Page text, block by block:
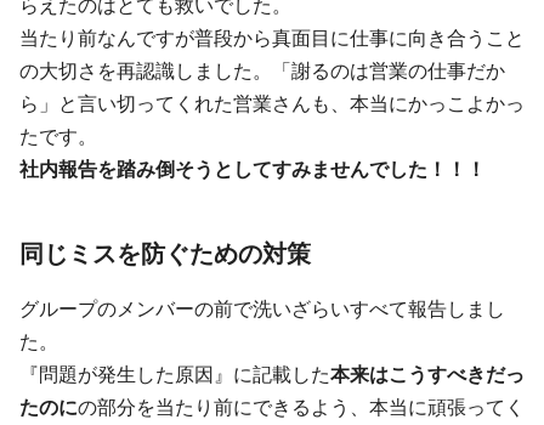
らえたのはとても救いでした。
当たり前なんですが普段から真面目に仕事に向き合うこと
の大切さを再認識しました。「謝るのは営業の仕事だか
ら」と言い切ってくれた営業さんも、本当にかっこよかっ
たです。
社内報告を踏み倒そうとしてすみませんでした！！！
同じミスを防ぐための対策
グループのメンバーの前で洗いざらいすべて報告しまし
た。
『問題が発生した原因』に記載した本来はこうすべきだっ
たのにの部分を当たり前にできるよう、本当に頑張ってく